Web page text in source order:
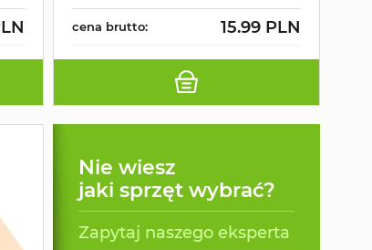
cena brutto: 15.99 PLN
Nie wiesz
jaki sprzęt wybrać?
Zapytaj naszego eksperta